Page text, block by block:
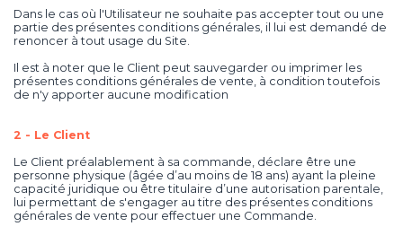
Dans le cas où l'Utilisateur ne souhaite pas accepter tout ou une
partie des présentes conditions générales, il lui est demandé de
renoncer à tout usage du Site.
Il est à noter que le Client peut sauvegarder ou imprimer les
présentes conditions générales de vente, à condition toutefois
de n'y apporter aucune modification
2 - Le Client
Le Client préalablement à sa commande, déclare être une
personne physique (âgée d’au moins de 18 ans) ayant la pleine
capacité juridique ou être titulaire d’une autorisation parentale,
lui permettant de s'engager au titre des présentes conditions
générales de vente pour effectuer une Commande.